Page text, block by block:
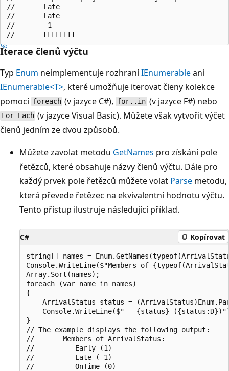
//       Late
//       Late
//       -1
Iterace členů výčtu
Typ Enum neimplementuje rozhraníIEnumerableani
IEnumerable<T>, které umožňuje iterovat členy kolekce
pomocí foreach (v jazyce C#), for..in (v jazyce F#) nebo
For Each (v jazyce Visual Basic). Můžete však vytvořit výčet
členů jedním ze dvou způsobů.
Můžete zavolat metodu GetNames pro získání pole
řetězců, které obsahuje názvy členů výčtu. Dále pro
každý prvek pole řetězců můžete volat Parse metodu,
která převede řetězec na ekvivalentní hodnotu výčtu.
Tento přístup ilustruje následující příklad.
C# Kopírovat
string[] names =
Console.WriteLine($"Members of
Array.Sort(names);
foreach (var name in names)
{
ArrivalStatus status =
Console.WriteLine($"   {status}
}
// The example displays the following output:
//       Members of ArrivalStatus:
//          Early (1)
//          Late (-1)
//          OnTime (0)